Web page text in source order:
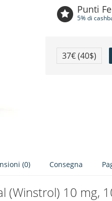
Punti
5% di
37€(40$)
(0) Consegna
(Winstrol) 10 mg,